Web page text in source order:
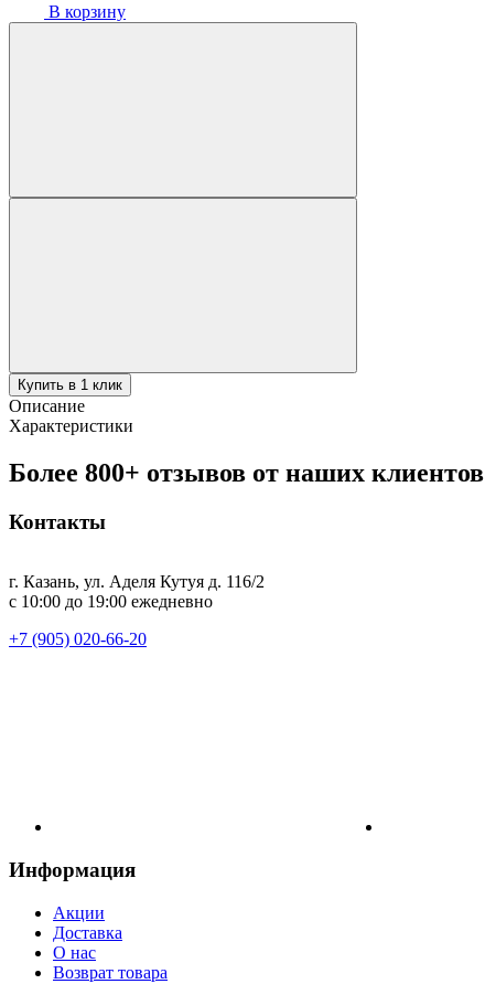
В корзину
Купить в 1 клик
Описание
Характеристики
Более 800+ отзывов от наших клиентов
Контакты
г. Казань, ул. Аделя Кутуя д. 116/2
с 10:00 до 19:00 ежедневно
+7 (905) 020-66-20
Информация
Акции
Доставка
О нас
Возврат товара